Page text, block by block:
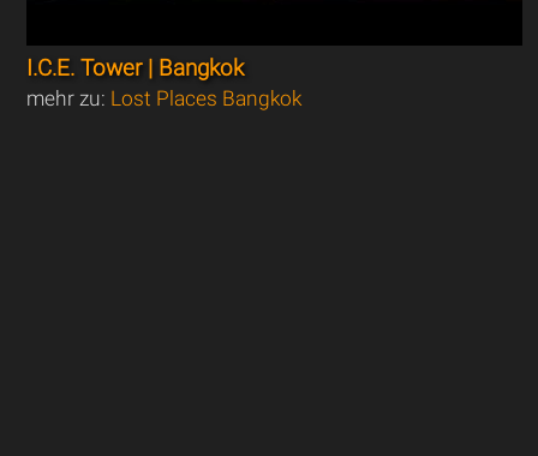
I.C.E. Tower | Bangkok
mehr zu: Lost Places Bangkok